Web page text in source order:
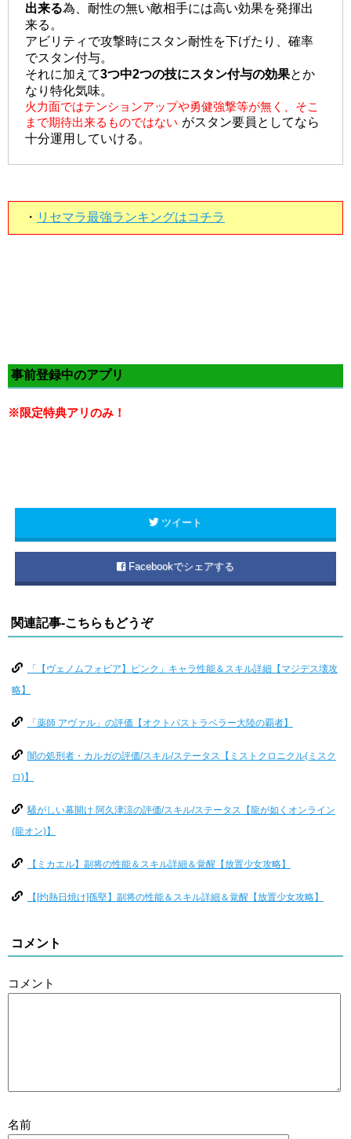
出来る為、耐性の無い敵相手には高い効果を発揮出
来る。
アビリティで攻撃時にスタン耐性を下げたり、確率
でスタン付与。
それに加えて3つ中2つの技にスタン付与の効果とか
なり特化気味。
火力面ではテンションアップや勇健強撃等が無く、そこ
まで期待出来るものではない がスタン要員としてなら
十分運用していける。
・ リセマラ最強ランキングはコチラ
事前登録中のアプリ
※限定特典アリのみ！
ツイート
Facebookでシェアする
関連記事-こちらもどうぞ
「【ヴェノムフォビア】ピンク」キャラ性能＆スキル詳細【マジデス壊攻
略】
「薬師 アヴァル」の評価【オクトパストラベラー大陸の覇者】
闇の処刑者・カルガの評価/スキル/ステータス【ミストクロニクル(ミスク
ロ)】
騒がしい幕開け 阿久津涼の評価/スキル/ステータス【龍が如くオンライン
(龍オン)】
【ミカエル】副将の性能＆スキル詳細＆覚醒【放置少女攻略】
【[灼熱日焼け]孫堅】副将の性能＆スキル詳細＆覚醒【放置少女攻略】
コメント
コメント
名前